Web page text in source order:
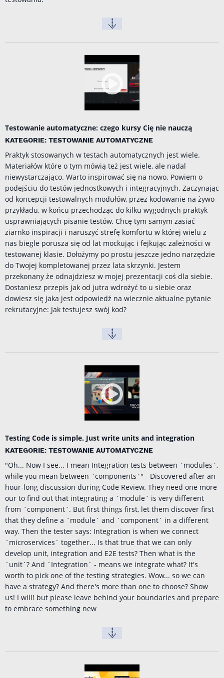
Testowanie automatyczne: czego kursy Cię nie nauczą
KATEGORIE: TESTOWANIE AUTOMATYCZNE
Praktyk stosowanych w testach automatycznych jest wiele.
Materiałów które o tym mówią też jest wiele, ale nadal
niewystarczająco. Warto inspirować się na nowo. Powiem o
podejściu do testów jednostkowych i integracyjnych. Zaczynając
od koncepcji testowalnych modułów, przez kodowanie na żywo
przykładu, w końcu przechodząc do kilku wygodnych praktyk
usprawniających pisanie testów. Chcę tym samym zasiać
ziarnko inspiracji i naruszyć strefę komfortu w której wielu z
nas biegle porusza się od lat mockując i fejkując zależności w
testowanej klasie. Dołożymy po prostu jeszcze jedno narzędzie
do Twojej kompletowanej przez lata skrzynki. Jestem
przekonany że odnajdziesz w mojej prezentacji coś dla siebie.
Dostaniesz przepis jak od jutra wdrożyć to u siebie oraz
dowiesz się jaka jest odpowiedź na wiecznie aktualne pytanie
rekrutacyjne: Jak testujesz swój kod?
Testing Code is simple. Just write units and integration
KATEGORIE: TESTOWANIE AUTOMATYCZNE
"Oh... Now I see... I mean Integration tests between `modules`,
while you mean between `components`" - Discovered after an
hour-long discussion during Code Review. They need one more
our to find out that integrating a `module` is very different
from `component`. But first things first, let them discover first
that they define a `module` and `component` in a different
way. Then the tester says: Integration is when we connect
`microservices` together... Is that true that we can only
develop unit, integration and E2E tests? Then what is the
`unit`? And `Integration` - means we integrate what? It's
worth to pick one of the testing strategies. Wow... so we can
have a strategy? And there's more than one to choose? Show
us! I will! but please leave behind your boundaries and prepare
to embrace something new